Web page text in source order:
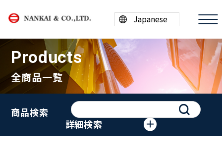
商品情報
買取案内
会社案内
Products
全商品一覧
詳細検索
商品検索